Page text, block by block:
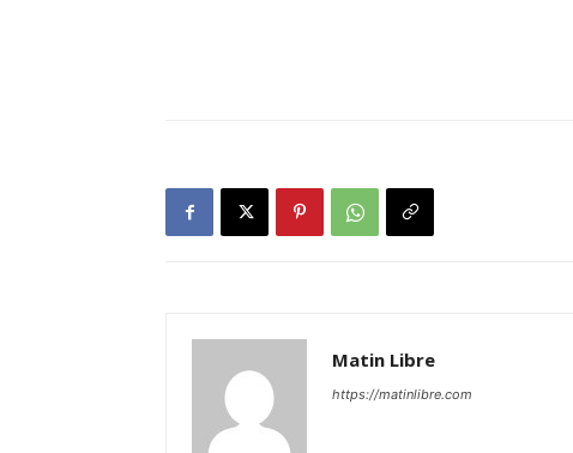
Matin Libre
https://matinlibre.com